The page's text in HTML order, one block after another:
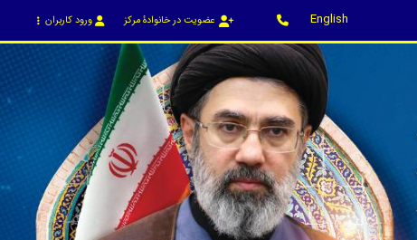
English عضویت در خانوادۀ مرکز ورود کاربران